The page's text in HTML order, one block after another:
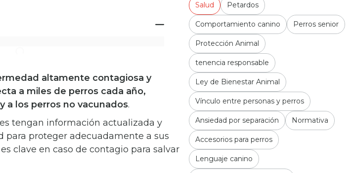
altamente contagiosa y
a miles de perros cada año,
a los perros no vacunados.
tengan información actualizada y
para proteger adecuadamente a sus
clave en caso de contagio para salvar
Petardos
Comportamiento canino Perros senior
Protección Animal
tenencia responsable
Ley de Bienestar Animal
Vínculo entre personas y perros
Ansiedad por separación Normativa
Accesorios para perros
Lenguaje canino
Salud